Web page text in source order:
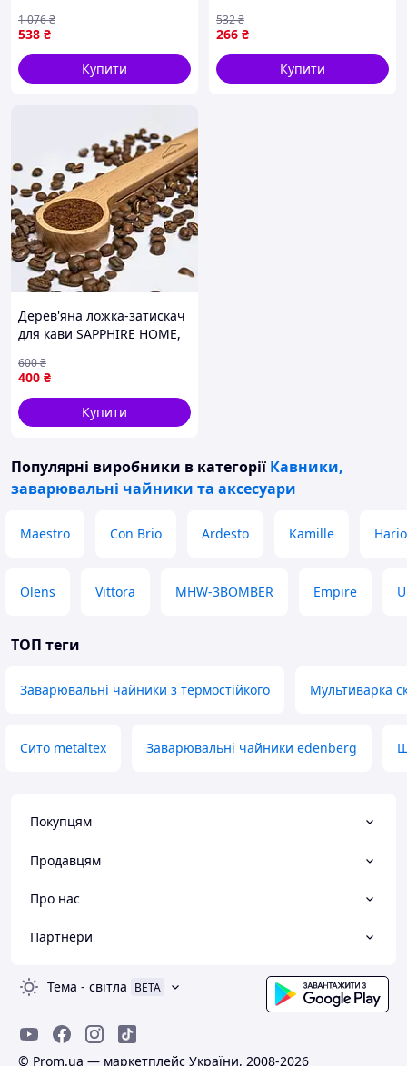
538 ₴
1 076₴
Купити
266 ₴
532₴
Купити
Дерев'яна ложка-затискач
для кави SAPPHIRE HOME,
меленої кави і зерен, 7 г
400 ₴
600₴
Купити
Популярні виробники в категорії Кавники,
заварювальні чайники та аксесуари
Maestro Con Brio Ardesto Kamille Hario
Olens Vittora MHW-3BOMBER Empire
ТОП теги
Заварювальні чайники з термостійкого Мультиварка
Сито metaltex Заварювальні чайники edenberg
Покупцям
Продавцям
Про нас
Партнери
Тема - світла BETA
© Prom.ua — маркетплейс України, 2008-2026